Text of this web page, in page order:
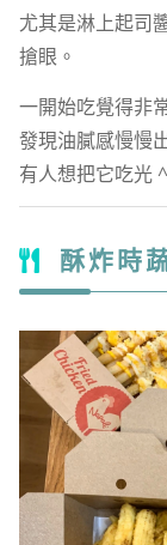
尤其是淋上起司
搶眼。
一開始吃覺得非
發現油膩感慢慢
有人想把它吃光
酥炸時